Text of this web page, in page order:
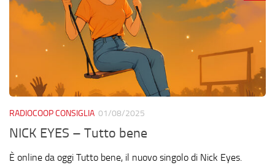
RADIOCOOP CONSIGLIA 01/08/2025
NICK EYES – Tutto bene
È online da oggi Tutto bene, il nuovo singolo di Nick Eyes.